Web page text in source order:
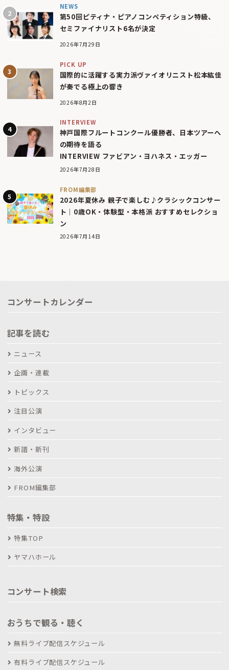
NEWS
第50回ピティナ・ピアノコンペティション特級、
セミファイナリスト6名が決定
2026年7月29日
PICK UP
国際的に活躍する実力派ヴァイオリニスト松本紘佳
が奏でる極上の響き
2026年8月2日
INTERVIEW
神戸国際フルートコンクール優勝者、日本ツアーへ
の期待を語る
INTERVIEW ファビアン・ヨハネス・エッガー
2026年7月28日
FROM編集部
2026年夏休み 親子で楽しむ♪クラシックコンサー
ト｜0歳OK・体験型・本格派 おすすめセレクショ
ン
2026年7月14日
コンサートカレンダー
記事を読む
ニュース
企画・連載
トピックス
注目公演
インタビュー
新譜・新刊
海外公演
FROM編集部
特集・特設
特集TOP
ヤマハホール
コンサート検索
おうちで観る・聴く
無料ライブ配信スケジュール
有料ライブ配信スケジュール